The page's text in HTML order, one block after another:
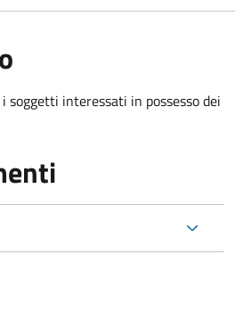
interessati in possesso dei